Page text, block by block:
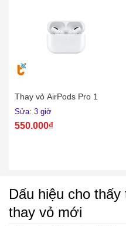
Thay vỏ AirPods Pro 1
Sửa: 3 giờ
550.000₫
Dấu hiệu cho
thay vỏ mới